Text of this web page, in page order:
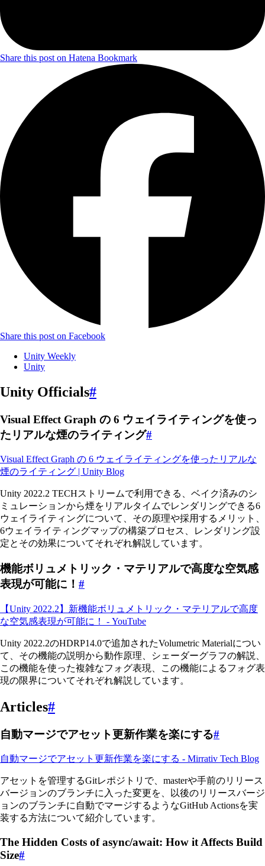
Share this post on Hatena Bookmark
Share this post on Facebook
Unity Weekly
Unity
Unity Officials#
Visual Effect Graph の 6 ウェイライティングを使っ
たリアルな煙のライティング#
Visual Effect Graph の 6 ウェイライティングを使ったリアルな
煙のライティング | Unity Blog
Unity 2022.2 TECHストリームで利用できる、ベイク済みのシ
ミュレーションから煙をリアルタイムでレンダリングできる6
ウェイライティングについて、その原理や採用するメリット、
6ウェイライティングマップの構築プロセス、レンダリング設
定とその効果についてそれぞれ解説しています。
機能ボリュメトリック・マテリアルで高度な空気感
表現が可能に！ #
【Unity 2022.2】新機能ボリュメトリック・マテリアルで高度
な空気感表現が可能に！ - YouTube
Unity 2022.2のHDRP14.0で追加されたVolumetric Materialについ
て、その機能の説明から動作原理、シェーダーグラフの解説、
この機能を使った複雑なフォグ表現、この機能によるフォグ表
現の限界についてそれぞれ解説しています。
Articles#
自動マージでアセット更新作業を楽にする#
自動マージでアセット更新作業を楽にする - Mirrativ Tech Blog
アセットを管理するGitレポジトリで、masterや手前のリリース
バージョンのブランチに入った変更を、以後のリリースバージ
ョンのブランチに自動でマージするようなGitHub Actionsを実
装する方法について紹介しています。
The Hidden Costs of async/await: How it Affects Build
Size#